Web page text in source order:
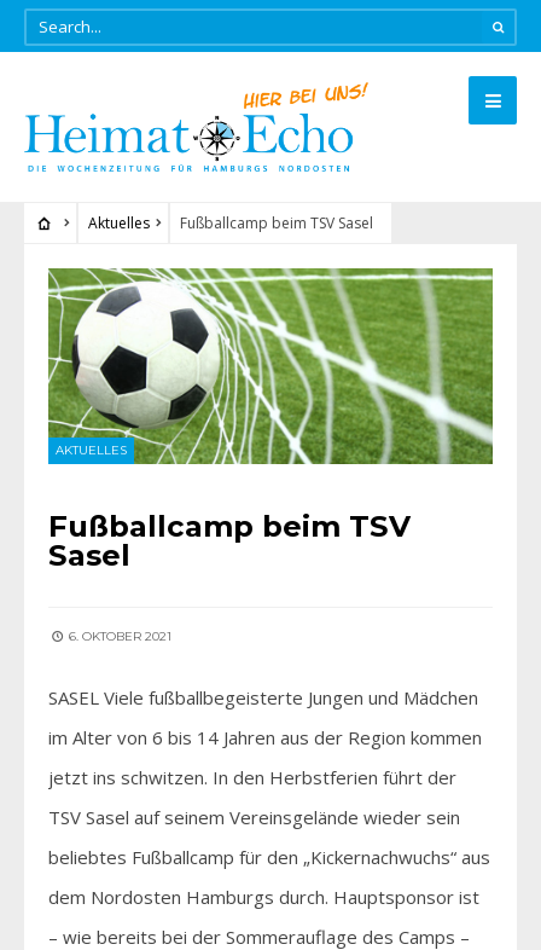
Aktuelles Fußballcamp beim TSV Sasel
AKTUELLES
Fußballcamp beim TSV
Sasel
6. OKTOBER 2021
SASEL Viele fußballbegeisterte Jungen und Mädchen
im Alter von 6 bis 14 Jahren aus der Region kommen
jetzt ins schwitzen. In den Herbstferien führt der
TSV Sasel auf seinem Vereinsgelände wieder sein
beliebtes Fußballcamp für den „Kickernachwuchs“ aus
dem Nordosten Hamburgs durch. Hauptsponsor ist
– wie bereits bei der Sommerauflage des Camps –